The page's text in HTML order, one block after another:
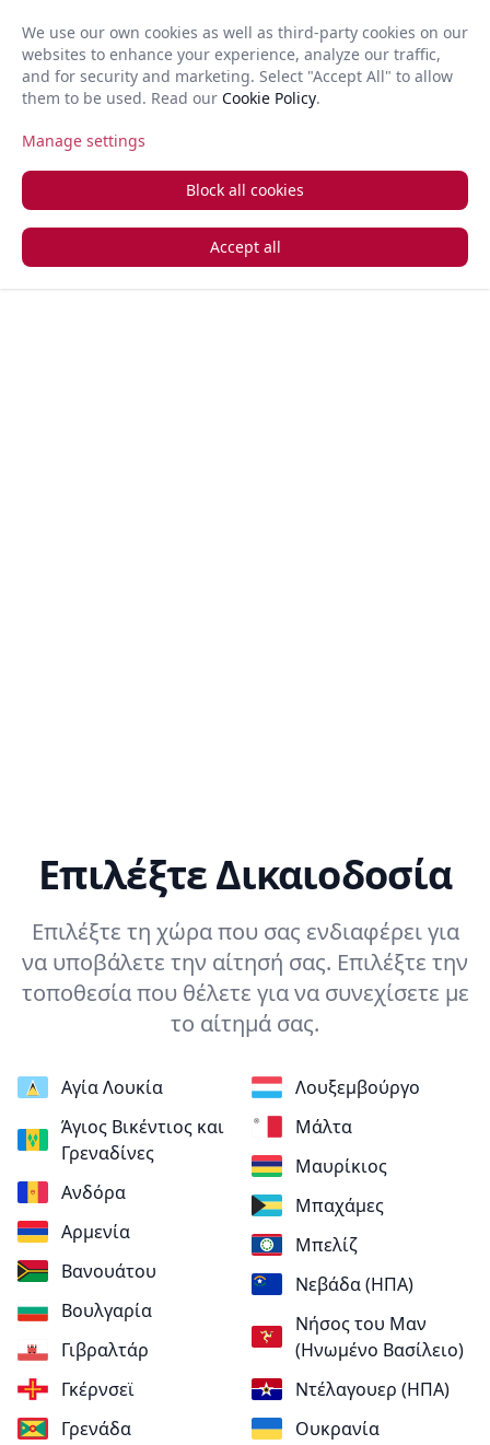
GR
Ζητήστε μια κλήση πίσω
κόσμο.
σας με
Επιλέξτε Δικαιοδοσία
Επιλέξτε τη χώρα που σας ενδιαφέρει για
να υποβάλετε την αίτησή σας. Επιλέξτε την
τοποθεσία που θέλετε για να συνεχίσετε με
το αίτημά σας.
Αγία Λουκία
Άγιος Βικέντιος και
Γρεναδίνες
Ανδόρα
Αρμενία
Βανουάτου
Βουλγαρία
Γιβραλτάρ
Γκέρνσεϊ
Γρενάδα
Λουξεμβούργο
Μάλτα
Μαυρίκιος
Μπαχάμες
Μπελίζ
Νεβάδα (ΗΠΑ)
Νήσος του Μαν
(Ηνωμένο Βασίλειο)
Ντέλαγουερ (ΗΠΑ)
Ουκρανία
We use our own cookies as well as third-party cookies on our
websites to enhance your experience, analyze our traffic,
and for security and marketing. Select "Accept All" to allow
them to be used. Read our Cookie Policy.
Manage settings
Block all cookies
Accept all